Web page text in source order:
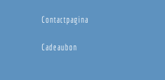
Contactpagina
Cadeaubon